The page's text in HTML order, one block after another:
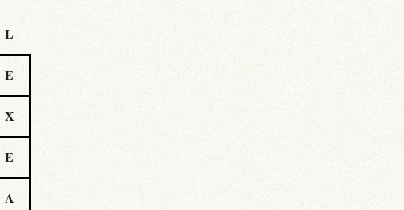
L
E
X
E
A